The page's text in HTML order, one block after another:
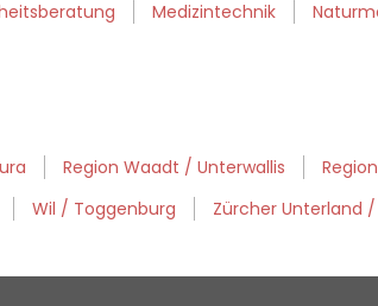
Medizintechnik
Region Waadt / Unterwallis
Wil / Toggenburg Zürcher Unterland